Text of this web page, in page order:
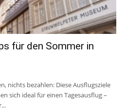
für den Sommer in
nichts bezahlen: Diese Ausflugsziele
sich ideal für einen Tagesausflug –